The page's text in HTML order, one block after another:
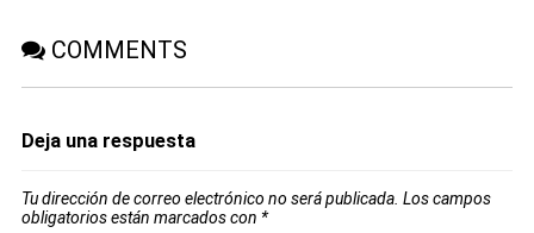
COMMENTS
Deja una respuesta
Tu dirección de correo electrónico no será publicada. Los campos
obligatorios están marcados con *